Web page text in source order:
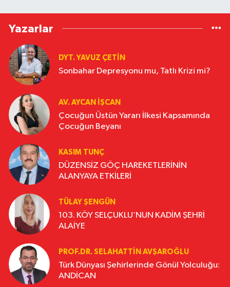
Yazarlar
DYT. YAVUZ ÇETİN
Sonbahar Depresyonu mu, Tatlı Krizi mi?
AV. AYCAN İŞCAN
Çocuğun Üstün Yararı İlkesi Kapsamında
Çocuğun Beyanı
KASIM TUNÇ
DÜZENSİZ GÖÇ HAREKETLERİNİN
ALANYAYA ETKİLERİ
TÜLAY ŞENGÜN
103. KÖY SELÇUKLU’NUN KADİM ŞEHRİ
ALAİYE
PROF.DR. SELAHATTIN AVŞAROĞLU
Türk Dünyası Şehirlerinde Gönül Yolculuğu:
ANDİCAN